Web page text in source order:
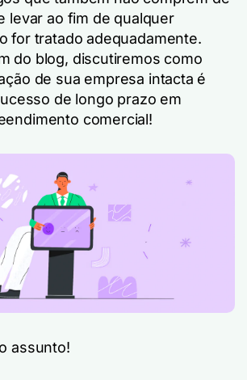
levar ao fim de qualquer
for tratado adequadamente.
do blog, discutiremos como
de sua empresa intacta é
de longo prazo em
comercial!
assunto!